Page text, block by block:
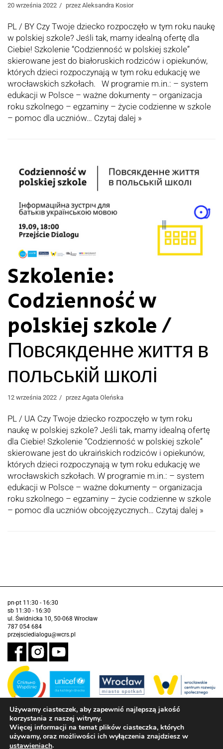
20 września 2022 przez Aleksandra Kosior
PL / BY Czy Twoje dziecko rozpoczęło w tym roku naukę
w polskiej szkole? Jeśli tak, mamy idealną ofertę dla
Ciebie! Szkolenie “Codzienność w polskiej szkole”
skierowane jest do białoruskich rodziców i opiekunów,
których dzieci rozpoczynają w tym roku edukację we
wrocławskich szkołach. W programie m.in.: – system
edukacji w Polsce – ważne dokumenty – organizacja
roku szkolnego – egzaminy – życie codzienne w szkole
– pomoc dla uczniów… Czytaj dalej »
Szkolenie:
Codzienność w
polskiej szkole /
Повсякденне життя в
польській школі
12 września 2022 przez Agata Oleńska
PL / UA Czy Twoje dziecko rozpoczęło w tym roku
naukę w polskiej szkole? Jeśli tak, mamy idealną ofertę
dla Ciebie! Szkolenie “Codzienność w polskiej szkole”
skierowane jest do ukraińskich rodziców i opiekunów,
których dzieci rozpoczynają w tym roku edukację we
wrocławskich szkołach. W programie m.in.: – system
edukacji w Polsce – ważne dokumenty – organizacja
roku szkolnego – egzaminy – życie codzienne w szkole
– pomoc dla uczniów obcojęzycznych… Czytaj dalej »
pn-pt 11:30 - 16:30
sb 11:30 - 16:30
ul. Świdnicka 10, 50-068 Wrocław
787 054 684
przejsciedialogu@wcrs.pl
Zadanie realizowane ze środków Gminy Wrocław w partnerstwie z
Funduszem Narodów Zjednoczonych na Rzecz Dzieci (UNICEF)
Deklaracja dostępności
Używamy ciasteczek, aby zapewnić najlepszą jakość
korzystania z naszej witryny.
Więcej informacji na temat plików ciasteczka, których
używamy, oraz możliwości ich wyłączenia znajdziesz w
ustawieniach.